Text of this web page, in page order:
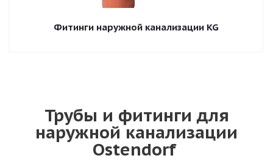
Фитинги наружной канализации KG
Трубы и фитинги для
наружной канализации
Ostendorf